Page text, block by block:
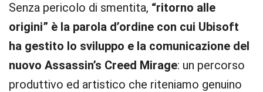
Senza pericolo di smentita, “ritorno alle
origini” è la parola d’ordine con cui Ubisoft
ha gestito lo sviluppo e la comunicazione del
nuovo Assassin’s Creed Mirage: un percorso
produttivo ed artistico che riteniamo genuino